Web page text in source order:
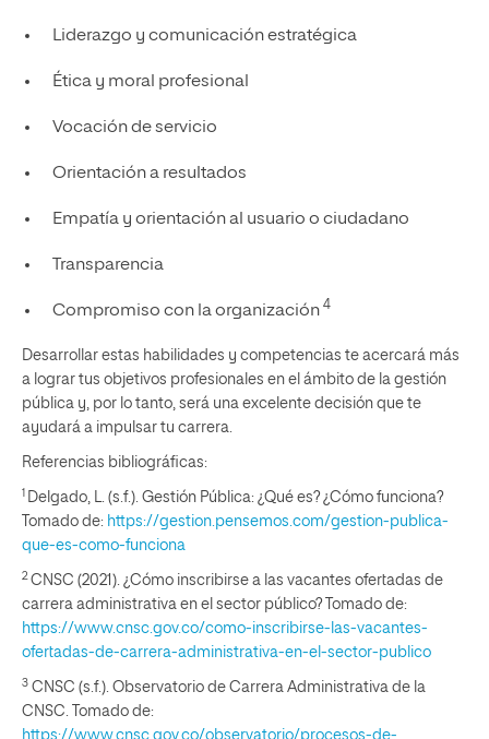
Liderazgo y comunicación estratégica
Ética y moral profesional
Vocación de servicio
Orientación a resultados
Empatía y orientación al usuario o ciudadano
Transparencia
Compromiso con la organización 4
Desarrollar estas habilidades y competencias te acercará más
a lograr tus objetivos profesionales en el ámbito de la gestión
pública y, por lo tanto, será una excelente decisión que te
ayudará a impulsar tu carrera.
Referencias bibliográficas:
1 Delgado, L. (s.f.). Gestión Pública: ¿Qué es? ¿Cómo funciona?
Tomado de: https://gestion.pensemos.com/gestion-publica-
que-es-como-funciona
2CNSC (2021). ¿Cómo inscribirse a las vacantes ofertadas de
carrera administrativa en el sector público? Tomado de:
https://www.cnsc.gov.co/como-inscribirse-las-vacantes-
ofertadas-de-carrera-administrativa-en-el-sector-publico
3 CNSC (s.f.). Observatorio de Carrera Administrativa de la
CNSC. Tomado de:
https://www.cnsc.gov.co/observatorio/procesos-de-